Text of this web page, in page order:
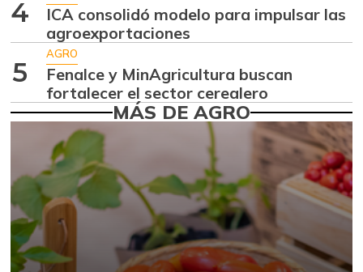
07/25/2026 +0,30%
Chócolo mazorca
11/27/2021
$ 1.071,00
Cilantro
07/25/2026
$ 2.350,00
-51,55%
Fríjol cargamanto
blanco
10/25/2014
$ 5.600,00
+24,44%
Fríjol cargamanto
rojo
10/25/2014
$ 5.000,00
+16,96%
4
ICA consolidó modelo para impulsar las
agroexportaciones
5
AGRO
Fenalce y MinAgricultura buscan
fortalecer el sector cerealero
MÁS DE AGRO